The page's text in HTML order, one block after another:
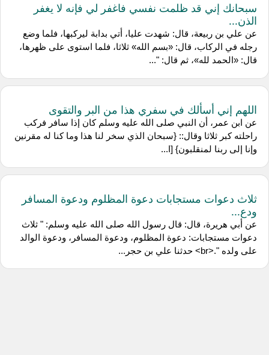
سبحانك إني قد ظلمت نفسي فاغفر لي فإنه لا يغفر
الذن...
عن علي بن ربيعة، قال: شهدت عليا، أتي بدابة ليركبها، فلما وضع
رجله في الركاب، قال: «بسم الله» ثلاثا، فلما استوى على ظهرها،
قال: «الحمد لله»، ثم قال: "...
اللهم إني أسألك في سفري هذا من البر والتقوى
عن ابن عمر، أن النبي صلى الله عليه وسلم كان إذا سافر فركب
راحلته كبر ثلاثا وقال:: {سبحان الذي سخر لنا هذا وما كنا له مقرنين
وإنا إلى ربنا لمنقلبون} [ا...
ثلاث دعوات مستجابات دعوة المظلوم ودعوة المسافر
ودع...
عن أبي هريرة، قال: قال رسول الله صلى الله عليه وسلم: " ثلاث
دعوات مستجابات: دعوة المظلوم، ودعوة المسافر، ودعوة الوالد
على ولده ".<br> حدثنا علي بن حجر...